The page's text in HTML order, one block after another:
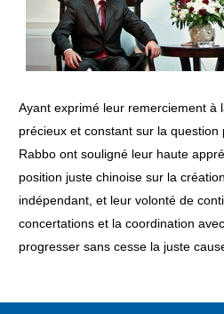
Ayant exprimé leur remerciement à
précieux et constant sur la question
Rabbo ont souligné leur haute
position juste chinoise sur la
indépendant, et leur volonté de
concertations et la coordination
progresser sans cesse la juste